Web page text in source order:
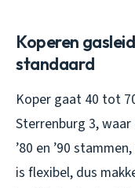
Koperen
standaard
Koper gaat 40 tot
Sterrenburg 3,
’80 en ’90
is flexibel, dus